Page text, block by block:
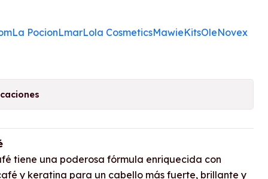
La PocionLmarLola CosmeticsMawieKitsOleNovex
de favoritos
tiene una poderosa fórmula enriquecida con
y keratina para un cabello más fuerte, brillante y